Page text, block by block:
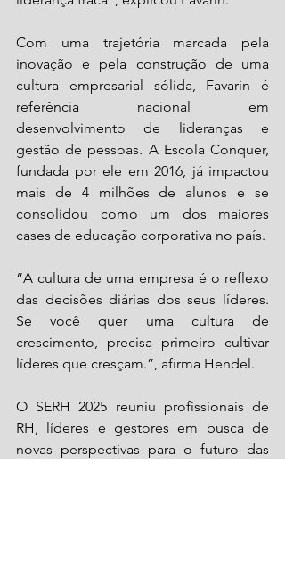
Com uma trajetória marcada pela
inovação e pela construção de uma
cultura empresarial sólida, Favarin é
referência nacional em
desenvolvimento de lideranças e
gestão de pessoas. A Escola Conquer,
fundada por ele em 2016, já impactou
mais de 4 milhões de alunos e se
consolidou como um dos maiores
cases de educação corporativa no país.
“A cultura de uma empresa é o reflexo
das decisões diárias dos seus líderes.
Se você quer uma cultura de
crescimento, precisa primeiro cultivar
líderes que cresçam.”, afirma Hendel.
O SERH 2025 reuniu profissionais de
RH, líderes e gestores em busca de
novas perspectivas para o futuro das